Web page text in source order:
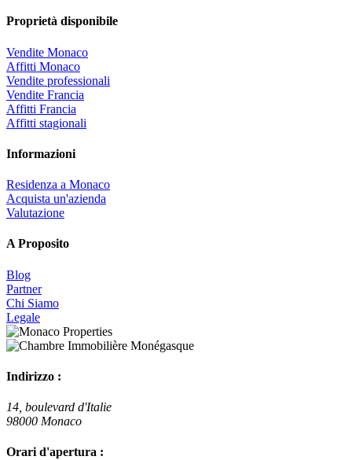
Proprietà disponibile
Vendite Monaco
Affitti Monaco
Vendite professionali
Vendite Francia
Affitti Francia
Affitti stagionali
Informazioni
Residenza a Monaco
Acquista un'azienda
Valutazione
A Proposito
Blog
Partner
Chi Siamo
Legale
Indirizzo :
14, boulevard d'Italie
98000 Monaco
Orari d'apertura :